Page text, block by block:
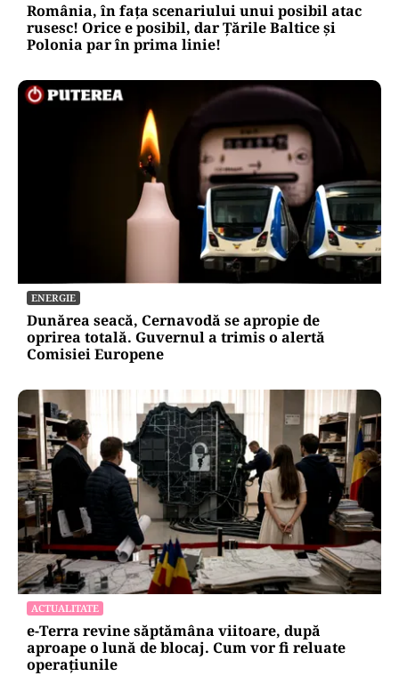
România, în fața scenariului unui posibil atac
rusesc! Orice e posibil, dar Țările Baltice și
Polonia par în prima linie!
ENERGIE
Dunărea seacă, Cernavodă se apropie de
oprirea totală. Guvernul a trimis o alertă
Comisiei Europene
ACTUALITATE
e-Terra revine săptămâna viitoare, după
aproape o lună de blocaj. Cum vor fi reluate
operațiunile